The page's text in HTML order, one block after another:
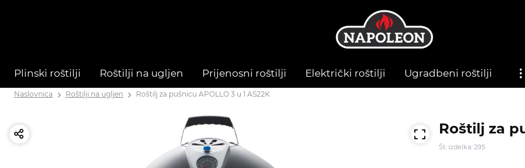
Plinski roštilji Roštilji na ugljen Prijenosni roštilji Električki roštilji Ugradbeni roštilji
Naslovnica Roštilji na ugljen Roštilj za pušnicu APOLLO 3 u 1 AS22K
Roštilj za
Št. izdelka: 295